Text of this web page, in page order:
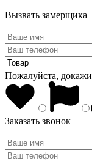
Вызвать замерщика
Пожалуйста,
Заказать звонок